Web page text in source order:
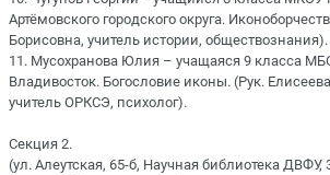
Артёмовского городского округа.
Борисовна, учитель истории, обществознания).
11. Мусохранова Юлия – учащаяся 9 класса
Владивосток. Богословие иконы. (Рук.
учитель ОРКСЭ, психолог).
Секция 2.
(ул. Алеутская, 65-б, Научная библиотека ДВФУ,